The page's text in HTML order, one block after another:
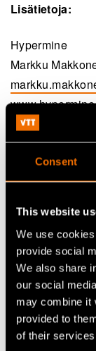
Consent
This website
We use
provide social
We also share
our social
may combine it
provided to
of their
Lisätietoja:
Hypermine
Markku
(opens in a new
VTT
Kari Rönkä,
kari.ronka@vtt.fi
MEDIA